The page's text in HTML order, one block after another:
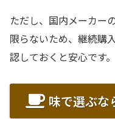
ただし、国内メーカー
限らないため、継続購
認しておくと安心です。
味で選ぶな